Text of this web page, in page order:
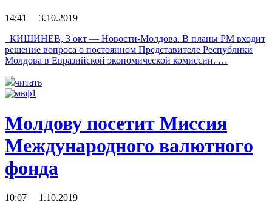
14:41 3.10.2019
КИШИНЕВ, 3 окт — Новости-Молдова. В планы РМ входит
решение вопроса о постоянном Представителе Республики
Молдова в Евразийской экономической комиссии. …
читать
Молдову посетит Миссия
Международного валютного
фонда
10:07 1.10.2019